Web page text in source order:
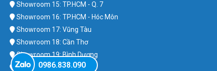
Showroom 15: TP.HCM - Q. 7
Showroom 16: TP.HCM - Hóc Môn
Showroom 17: Vũng Tàu
Showroom 18: Cần Thơ
Showroom 19: Bình Dương
Showroom 20: Bình Phước
0986.838.090